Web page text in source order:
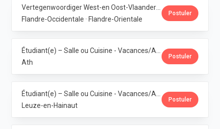
Flandre-Occidentale · Flandre-Orientale
Postuler
Ath
Postuler
Leuze-en-Hainaut
Postuler